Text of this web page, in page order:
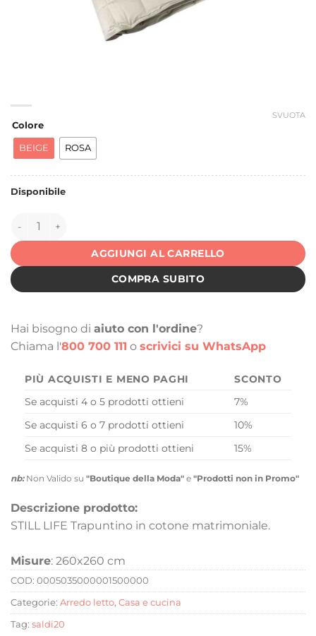
Colore
BEIGE ROSA
SVUOTA
Disponibile
150549 quantità
AGGIUNGI AL CARRELLO
COMPRA SUBITO
Hai bisogno di aiuto con l'ordine?
Chiama l'800 700 111 o scrivici su WhatsApp
PIÙ ACQUISTI E MENO PAGHI
SCONTO
Se acquisti 4 o 5 prodotti ottieni
7%
Se acquisti 6 o 7 prodotti ottieni
10%
Se acquisti 8 o più prodotti ottieni
15%
nb:Non Valido su "Boutique della Moda" e "Prodotti non in Promo"
Descrizione prodotto:
STILL LIFE Trapuntino in cotone matrimoniale.
Misure: 260x260 cm
COD: 0005035000001500000
Categorie: Arredo letto, Casa e cucina
Tag: saldi20